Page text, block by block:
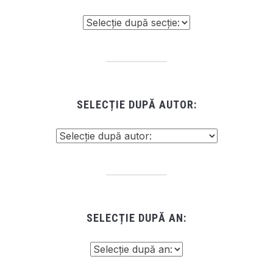
SELECȚIE DUPĂ AUTOR:
SELECȚIE DUPĂ AN: